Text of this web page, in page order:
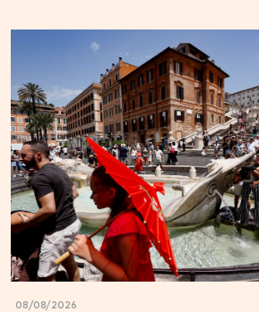
08/08/2026